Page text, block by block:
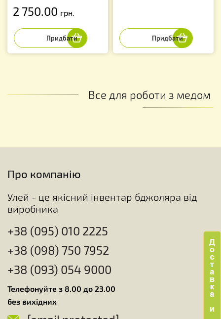
2 750.00 грн.
Все для роботи з медом
Про компанію
Улей - це якісний інвентар бджоляра від
виробника
+38 (095) 010 2225
+38 (098) 750 7952
+38 (093) 054 9000
Телефонуйте з 8.00 до 23.00
без вихідних